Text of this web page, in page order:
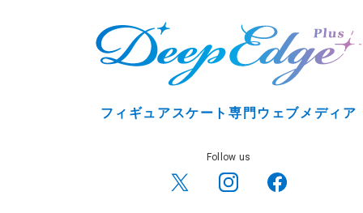
フィギュアスケート専門ウェブメディア
Follow us